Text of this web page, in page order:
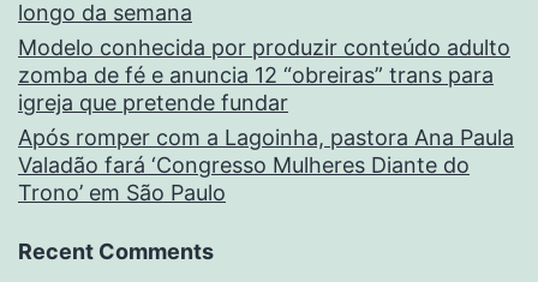
longo da semana
Modelo conhecida por produzir conteúdo adulto
zomba de fé e anuncia 12 “obreiras” trans para
igreja que pretende fundar
Após romper com a Lagoinha, pastora Ana Paula
Valadão fará ‘Congresso Mulheres Diante do
Trono’ em São Paulo
Recent Comments